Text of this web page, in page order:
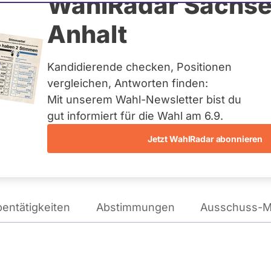
Anhalt
Kandidierende checken, Positionen
vergleichen, Antworten finden:
Mit unserem Wahl-Newsletter bist du
gut informiert für die Wahl am 6.9.
Jetzt WahlRadar abonnieren
Landesliste Bremen
Wie tickt Doris Achelwilm?
Abstimmungen Ausschuss-